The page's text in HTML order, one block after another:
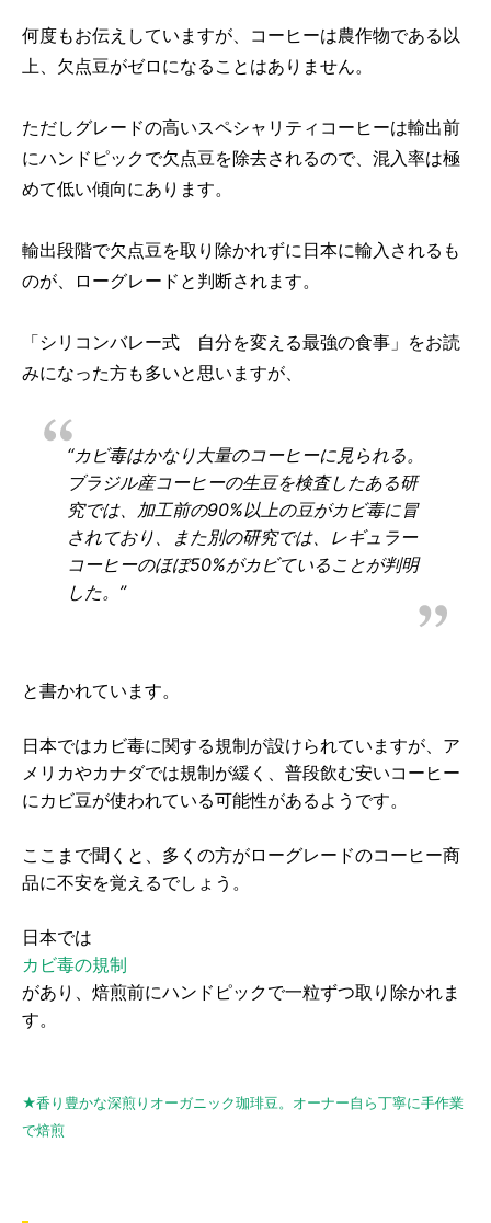
何度もお伝えしていますが、コーヒーは農作物である以
上、欠点豆がゼロになることはありません。
ただしグレードの高いスペシャリティコーヒーは輸出前
にハンドピックで欠点豆を除去されるので、混入率は極
めて低い傾向にあります。
輸出段階で欠点豆を取り除かれずに日本に輸入されるも
のが、ローグレードと判断されます。
「シリコンバレー式 自分を変える最強の食事」をお読
みになった方も多いと思いますが、
“カビ毒はかなり大量のコーヒーに見られる。
ブラジル産コーヒーの生豆を検査したある研
究では、加工前の90%以上の豆がカビ毒に冒
されており、また別の研究では、レギュラー
コーヒーのほぼ50%がカビていることが判明
した。”
と書かれています。
日本ではカビ毒に関する規制が設けられていますが、ア
メリカやカナダでは規制が緩く、普段飲む安いコーヒー
にカビ豆が使われている可能性があるようです。
ここまで聞くと、多くの方がローグレードのコーヒー商
品に不安を覚えるでしょう。
日本では
カビ毒の規制
があり、焙煎前にハンドピックで一粒ずつ取り除かれま
す。
★香り豊かな深煎りオーガニック珈琲豆。オーナー自ら丁寧に手作業
で焙煎